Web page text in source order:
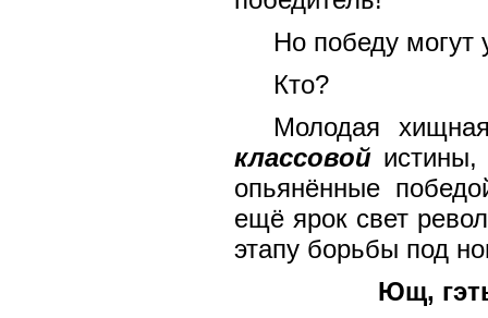
Но победу могут
Кто?
Молодая
классовой
опьянённые
ещё ярок свет
этапу борьбы под
Ющ,